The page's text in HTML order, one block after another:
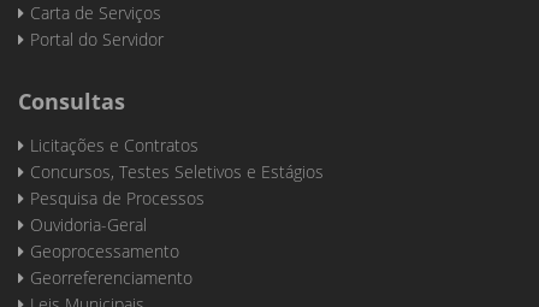
Carta de Serviços
Portal do Servidor
Consultas
Licitações e Contratos
Concursos, Testes Seletivos e Estágios
Pesquisa de Processos
Ouvidoria-Geral
Geoprocessamento
Georreferenciamento